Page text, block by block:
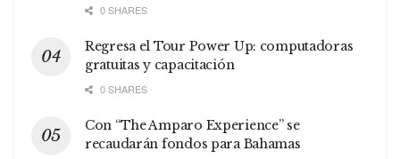
0 SHARES
Regresa el Tour Power Up: computadoras
gratuitas y capacitación
0 SHARES
Con “The Amparo Experience” se
recaudarán fondos para Bahamas